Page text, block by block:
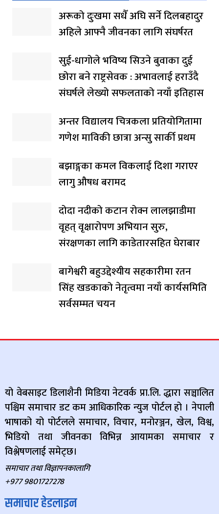
अरूको दुःखमा सधैँ अघि सर्ने दिलबहादुर
अहिले आफ्नै जीवनका लागि संघर्षरत
सुई-धागोले भविष्य सिउने बुवाका दुई
छोरा बने राष्ट्रसेवक : अभावलाई हराउँदै
संघर्षले लेख्यो सफलताको नयाँ इतिहास
अन्तर विद्यालय चित्रकला प्रतियोगितामा
गणेश माविकी छात्रा अन्सु सार्की प्रथम
बझाङ्गका कमल विकलाई दिशा गराएर
लागु औषध बरामद
दोदा नदीको कटान रोक्न लालझाडीमा
वृहत् वृक्षारोपण अभियान सुरु,
संरक्षणका लागि काडेतारसहित घेराबार
बागेश्वरी बहुउद्देश्यीय सहकारीमा रतन
सिंह खडकाको नेतृत्वमा नयाँ कार्यसमिति
सर्वसम्मत चयन
यो वेबसाइट डिलाशैनी मिडिया नेटवर्क प्रा.लि. द्धारा सञ्चालित
पश्चिम समाचार डट कम आधिकारिक न्युज पोर्टल हो । नेपाली
भाषाको यो पोर्टलले समाचार, विचार, मनोरञ्जन, खेल, विश्व,
भिडियो तथा जीवनका विभिन्न आयामका समाचार र
विश्लेषणलाई समेट्छ।
समाचार तथा विज्ञापनकालागि
+977 9801727278
समाचार हेडलाइन